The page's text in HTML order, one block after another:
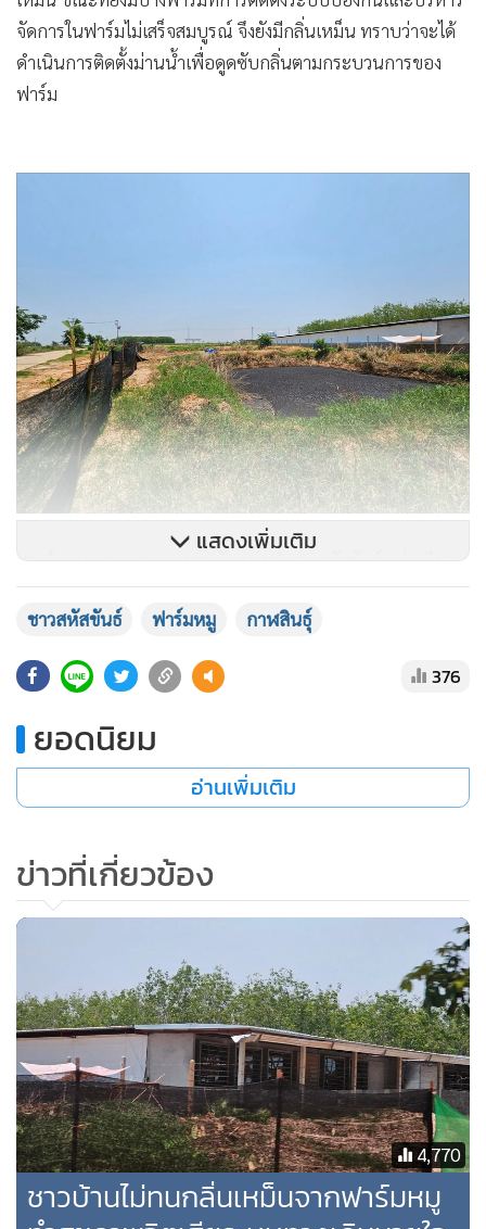
จัดการในฟาร์มไม่เสร็จสมบูรณ์ จึงยังมีกลิ่นเหม็น ทราบว่าจะได้
ดำเนินการติดตั้งม่านน้ำเพื่อดูดซับกลิ่นตามกระบวนการของ
ฟาร์ม
ทางด้านนางสาวแววตา นระทัด นายอำเภอสหัสขันธ์ กล่าวถึง
ประเด็นปัญหาเดียวกันนี้ว่า ได้รับเรื่องร้องเรียนจากชาวบ้านผู้ได้
รับผลกระทบทางกลิ่นจากฟาร์มหมู เมื่อวันที่ 15 พ.ค. 66 ที่ผ่าน
มา เบื้องต้นได้มอบหมายเจ้าหน้าที่ศูนย์ดำรงธรรมอำเภอและ
ส่วนที่เกี่ยวข้องลงพื้นที่สำรวจข้อเท็จจริงและจะมีการดำเนินการ
ในพื้นที่ของ ต.สหัสขันธ์ ก็จะได้ประสานทั้ง อบต.สหัสขันธ์
เจ้าของพื้นที่ รวมทั้งฝ่ายอุตสาหกรรม ฝ่ายปศุสัตว์ และ ธ.ก.ส. ซึ่ง
เป็นฝ่ายอนุมัติเงินกู้ลงทุนเลี้ยงหมู
ขณะเดียวกัน ได้ประสานหน่วยงานที่เกี่ยวข้องดังกล่าวตรวจสอบ
ในส่วนที่รับผิดชอบ เช่น การอนุญาตสร้างอาคาร การจัดตั้ง
ฟาร์ม การบริหารจัดการในฟาร์ม จุดประสงค์การกู้เงิน ว่าถูกต้อง
หรือไม่ หากพบไม่เป็นไปตามระเบียบ และหลักการก็ให้มีการ
ปรับปรุงแก้ไขภายในกรอบเวลากำหนดตามกฎหมาย หากไม่
ดำเนินการแก้ไขหรือดำเนินการให้แล้วเสร็จตามกรอบเวลา
กำหนด ทางอำเภอก็มีอำนาจสั่งยุบกิจการ
แสดงเพิ่มเติม
ชาวสหัสขันธ์ ฟาร์มหมู กาฬสินธุ์
376
ยอดนิยม
อ่านเพิ่มเติม
ข่าวที่เกี่ยวข้อง
4,770
ชาวบ้านไม่ทนกลิ่นเหม็นจากฟาร์มหมู